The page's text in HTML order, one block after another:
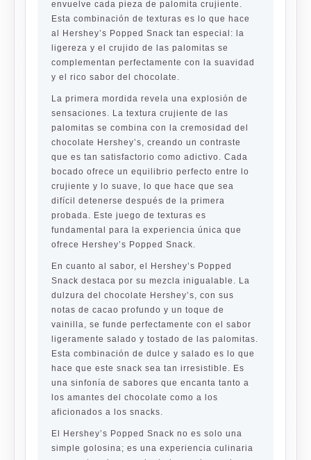
envuelve cada pieza de palomita crujiente.
Esta combinación de texturas es lo que hace
al Hershey’s Popped Snack tan especial: la
ligereza y el crujido de las palomitas se
complementan perfectamente con la suavidad
y el rico sabor del chocolate.
La primera mordida revela una explosión de
sensaciones. La textura crujiente de las
palomitas se combina con la cremosidad del
chocolate Hershey’s, creando un contraste
que es tan satisfactorio como adictivo. Cada
bocado ofrece un equilibrio perfecto entre lo
crujiente y lo suave, lo que hace que sea
difícil detenerse después de la primera
probada. Este juego de texturas es
fundamental para la experiencia única que
ofrece Hershey’s Popped Snack.
En cuanto al sabor, el Hershey’s Popped
Snack destaca por su mezcla inigualable. La
dulzura del chocolate Hershey’s, con sus
notas de cacao profundo y un toque de
vainilla, se funde perfectamente con el sabor
ligeramente salado y tostado de las palomitas.
Esta combinación de dulce y salado es lo que
hace que este snack sea tan irresistible. Es
una sinfonía de sabores que encanta tanto a
los amantes del chocolate como a los
aficionados a los snacks.
El Hershey’s Popped Snack no es solo una
simple golosina; es una experiencia culinaria